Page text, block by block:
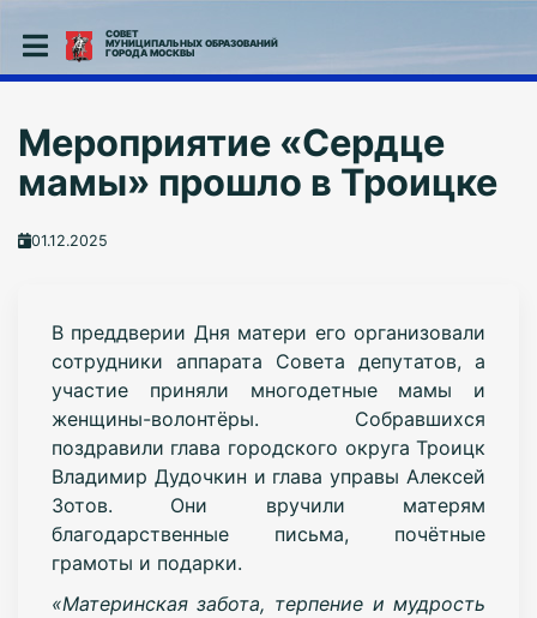
СОВЕТ
МУНИЦИПАЛЬНЫХ ОБРАЗОВАНИЙ
ГОРОДА МОСКВЫ
Мероприятие «Сердце
мамы» прошло в Троицке
01.12.2025
В преддверии Дня матери его организовали
сотрудники аппарата Совета депутатов, а
участие приняли многодетные мамы и
женщины-волонтёры. Собравшихся
поздравили глава городского округа Троицк
Владимир Дудочкин и глава управы Алексей
Зотов. Они вручили матерям
благодарственные письма, почётные
грамоты и подарки.
«Материнская забота, терпение и мудрость